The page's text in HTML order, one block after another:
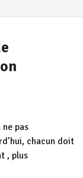
pas
chacun doit
, plus